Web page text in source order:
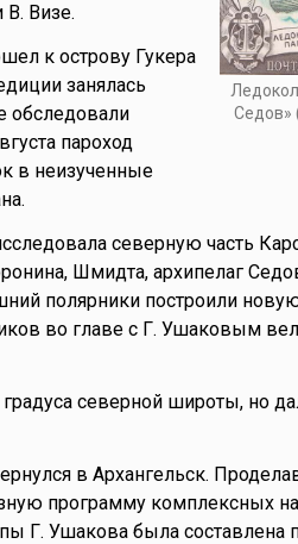
Седов»
В. Визе.
к острову Гукера
занялась
обследовали
пароход
в неизученные
северную часть
Шмидта, архипелаг
полярники построили
во главе с Г. Ушаковым
северной широты, но
в Архангельск.
программу комплексных
Г. Ушакова была составлена